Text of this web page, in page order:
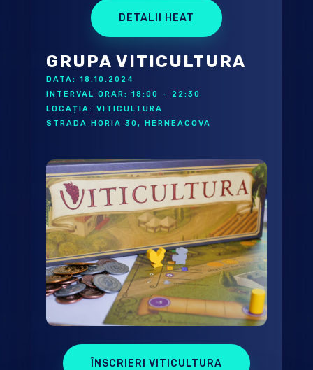
DETALII HEAT
GRUPA VITICULTURA
DATA: 18.10.2024
INTERVAL ORAR: 18:00 – 22:30
LOCAȚIA: VITICULTURA
STRADA HORIA 30, HERNEACOVA
ÎNSCRIERI VITICULTURA